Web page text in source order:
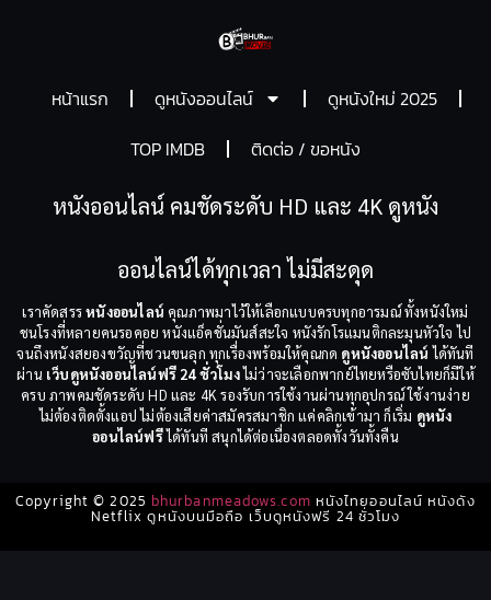
หน้าแรก ดูหนังออนไลน์
ดูหนังใหม่ 2025
TOP IMDB
ติดต่อ / ขอหนัง
หนังออนไลน์ คมชัดระดับ HD และ 4K ดูหนัง
ออนไลน์ได้ทุกเวลา ไม่มีสะดุด
เราคัดสรรหนังออนไลน์ คุณภาพมาไว้ให้เลือกแบบครบทุกอารมณ์ ทั้งหนังใหม่
ชนโรงที่หลายคนรอคอย หนังแอ็คชั่นมันส์สะใจ หนังรักโรแมนติกละมุนหัวใจ ไป
จนถึงหนังสยองขวัญที่ชวนขนลุก ทุกเรื่องพร้อมให้คุณกด ดูหนังออนไลน์ ได้ทันที
ผ่าน เว็บดูหนังออนไลน์ฟรี 24 ชั่วโมงไม่ว่าจะเลือกพากย์ไทยหรือซับไทยก็มีให้
ครบ ภาพคมชัดระดับ HD และ 4K รองรับการใช้งานผ่านทุกอุปกรณ์ ใช้งานง่าย
ไม่ต้องติดตั้งแอป ไม่ต้องเสียค่าสมัครสมาชิก แค่คลิกเข้ามา ก็เริ่ม ดูหนัง
ออนไลน์ฟรีได้ทันที สนุกได้ต่อเนื่องตลอดทั้งวันทั้งคืน
Copyright © 2025 bhurbanmeadows.com หนังไทยออนไลน์ หนังดัง
Netflix ดูหนังบนมือถือ เว็บดูหนังฟรี 24 ชั่วโมง